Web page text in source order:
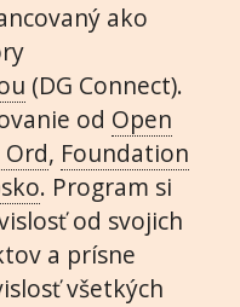
ako
(DG Connect).
od Open
, Foundation
. Program si
od svojich
a prísne
všetkých